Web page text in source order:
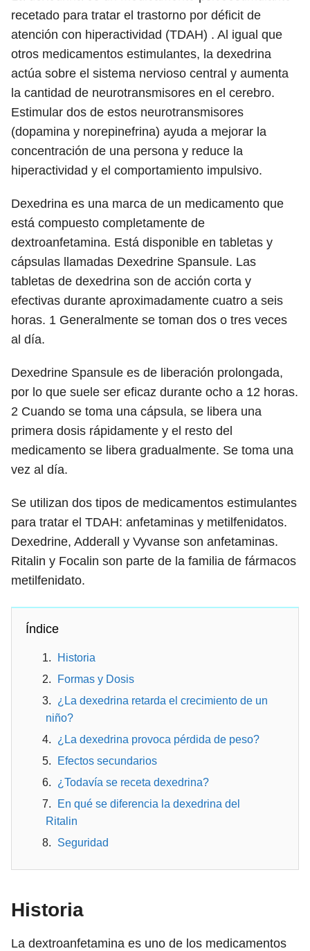
recetado para tratar el trastorno por déficit de
atención con hiperactividad (TDAH) . Al igual que
otros medicamentos estimulantes, la dexedrina
actúa sobre el sistema nervioso central y aumenta
la cantidad de neurotransmisores en el cerebro.
Estimular dos de estos neurotransmisores
(dopamina y norepinefrina) ayuda a mejorar la
concentración de una persona y reduce la
hiperactividad y el comportamiento impulsivo.
Dexedrina es una marca de un medicamento que
está compuesto completamente de
dextroanfetamina. Está disponible en tabletas y
cápsulas llamadas Dexedrine Spansule. Las
tabletas de dexedrina son de acción corta y
efectivas durante aproximadamente cuatro a seis
horas. 1 Generalmente se toman dos o tres veces
al día.
Dexedrine Spansule es de liberación prolongada,
por lo que suele ser eficaz durante ocho a 12 horas.
2 Cuando se toma una cápsula, se libera una
primera dosis rápidamente y el resto del
medicamento se libera gradualmente. Se toma una
vez al día.
Se utilizan dos tipos de medicamentos estimulantes
para tratar el TDAH: anfetaminas y metilfenidatos.
Dexedrine, Adderall y Vyvanse son anfetaminas.
Ritalin y Focalin son parte de la familia de fármacos
metilfenidato.
Índice
Historia
Formas y Dosis
¿La dexedrina retarda el crecimiento de un
niño?
¿La dexedrina provoca pérdida de peso?
Efectos secundarios
¿Todavía se receta dexedrina?
En qué se diferencia la dexedrina del
Ritalin
Seguridad
Historia
La dextroanfetamina es uno de los medicamentos